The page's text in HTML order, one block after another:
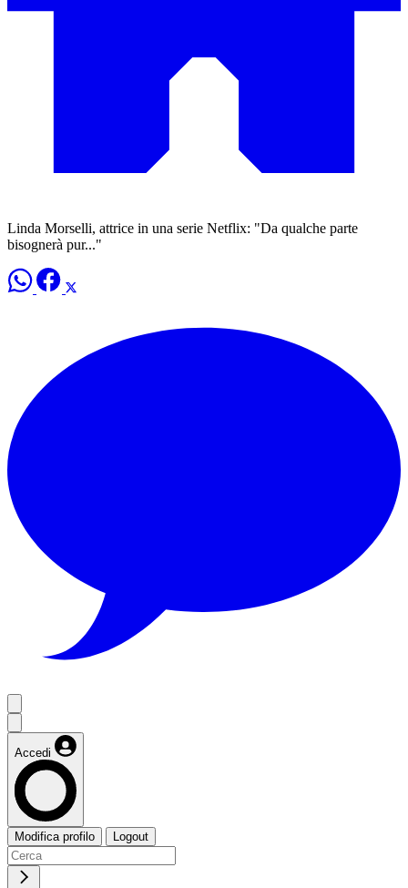
Linda Morselli, attrice in una serie Netflix: "Da qualche parte
bisognerà pur..."
Accedi
Modifica profilo Logout